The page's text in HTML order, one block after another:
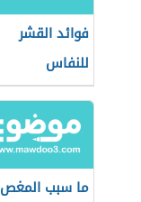
فوائد القشر
للنفاس
ما سبب المغص